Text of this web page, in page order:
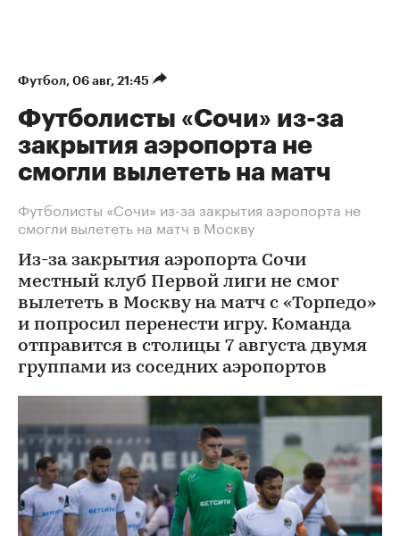
Футбол 06 авг, 21:45
Футболисты «Сочи» из-за
закрытия аэропорта не
смогли вылететь на матч
Футболисты «Сочи» из-за закрытия аэропорта не
смогли вылететь на матч в Москву
Из-за закрытия аэропорта Сочи
местный клуб Первой лиги не смог
вылететь в Москву на матч с «Торпедо»
и попросил перенести игру. Команда
отправится в столицы 7 августа двумя
группами из соседних аэропортов